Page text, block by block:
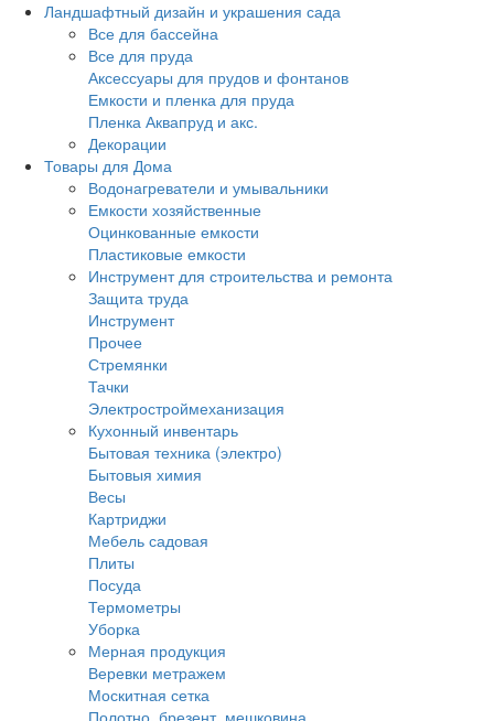
Ландшафтный дизайн и украшения сада
Все для бассейна
Все для пруда
Аксессуары для прудов и фонтанов
Емкости и пленка для пруда
Пленка Аквапруд и акс.
Декорации
Товары для Дома
Водонагреватели и умывальники
Емкости хозяйственные
Оцинкованные емкости
Пластиковые емкости
Инструмент для строительства и ремонта
Защита труда
Инструмент
Прочее
Стремянки
Тачки
Электростроймеханизация
Кухонный инвентарь
Бытовая техника (электро)
Бытовыя химия
Весы
Картриджи
Мебель садовая
Плиты
Посуда
Термометры
Уборка
Мерная продукция
Веревки метражем
Москитная сетка
Полотно, брезент, мешковина